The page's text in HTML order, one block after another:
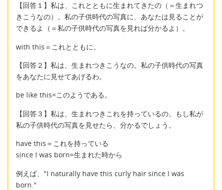
【回答１】私は、これとともに生まれてきたの（＝生まれつ
きこうなの）。私の子供時代の写真に、あなたは見ることが
できるよ（＝私の子供時代の写真を見れば分かるよ）。
with this＝これとともに。
【回答２】私は、生まれつきこうなの。私の子供時代の写真
をあなたに見せてあげるわ。
be like this=このようである。
【回答３】私は、生まれつきこれを持っているの。もし私が
私の子供時代の写真を見せたら、分かるでしょう。
have this＝これを持っている
since I was born=生まれた時から
例えば、"I naturally have this curly hair since I was
born."